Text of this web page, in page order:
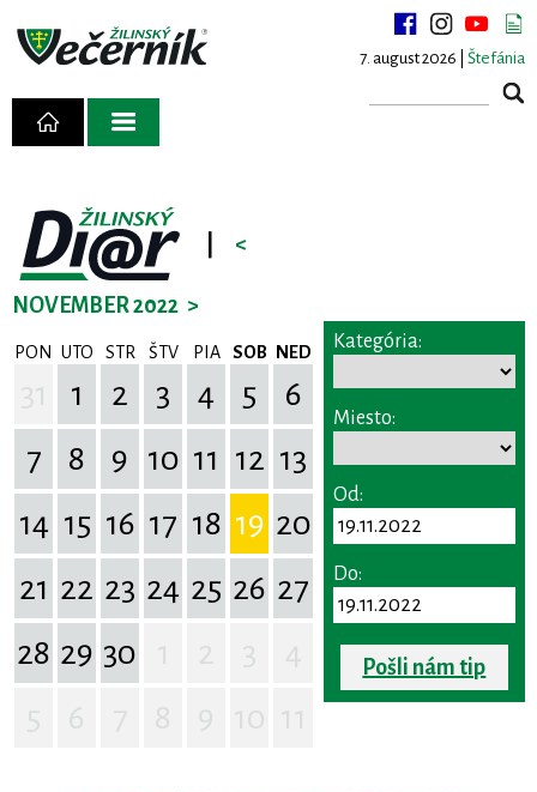
7. august 2026 | Štefánia
<
NOVEMBER 2022 >
PON UTO STR ŠTV PIA SOB NED
1 2 3 4 5
6
7
8 9 10 11 12 13
14 15 16 17 18 19 20
21 22 23 24 25 26 27
28 29 30
Kategória:
Miesto:
Od:
Do:
Pošli nám tip